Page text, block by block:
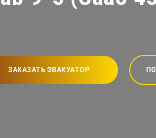
ЗАКАЗАТЬ ЭВАКУАТОР